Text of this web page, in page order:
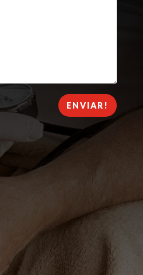
ENVIAR!